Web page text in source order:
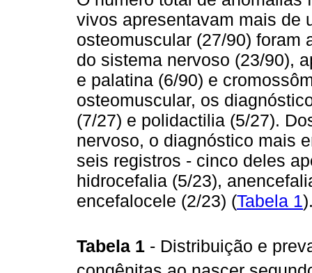
vivos apresentavam mais de
osteomuscular (27/90) foram
do sistema nervoso (23/90),
e palatina (6/90) e
osteomuscular, os
(7/27) e polidactilia (5/27).
nervoso, o diagnóstico mais
seis registros - cinco deles
hidrocefalia (5/23),
encefalocele (2/23) (Tabela 1
Tabela 1 - Distribuição e